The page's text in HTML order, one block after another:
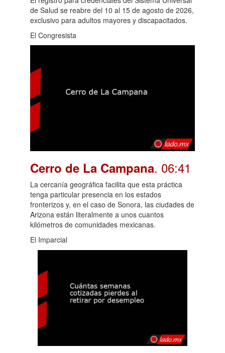
de Salud se reabre del 10 al 15 de agosto de 2026,
exclusivo para adultos mayores y discapacitados.
El Congresista
Cerro de La Campana. 06:41
La cercanía geográfica facilita que esta práctica
tenga particular presencia en los estados
fronterizos y, en el caso de Sonora, las ciudades de
Arizona están literalmente a unos cuantos
kilómetros de comunidades mexicanas.
El Imparcial